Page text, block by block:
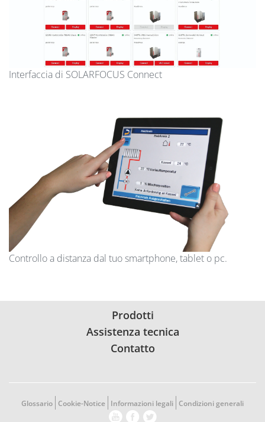
Interfaccia di SOLARFOCUS Connect
Controllo a distanza dal tuo smartphone, tablet o pc.
Prodotti
Assistenza tecnica
Contatto
Glossario Cookie-Notice Informazioni legali Condizioni generali